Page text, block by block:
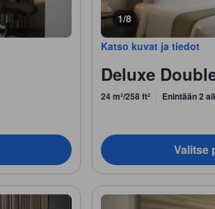
1/8
Katso kuvat ja tiedot
Deluxe
24 m²/258 ft² Enintään 2
Valitse